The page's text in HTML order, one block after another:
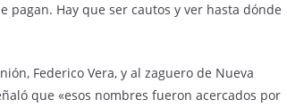
Hay que ser cautos y ver hasta dónde
Federico Vera, y al zaguero de Nueva
que «esos nombres fueron acercados por